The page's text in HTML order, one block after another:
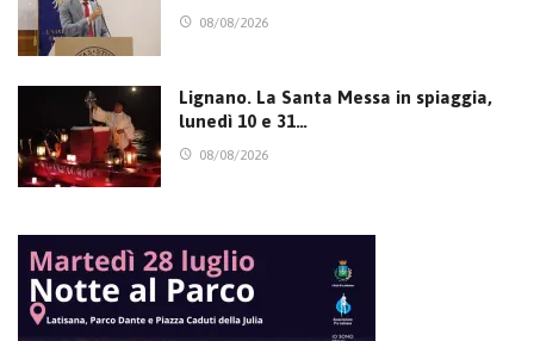
08/08/2026
Lignano. La Santa Messa in spiaggia,
lunedì 10 e 31…
08/08/2026